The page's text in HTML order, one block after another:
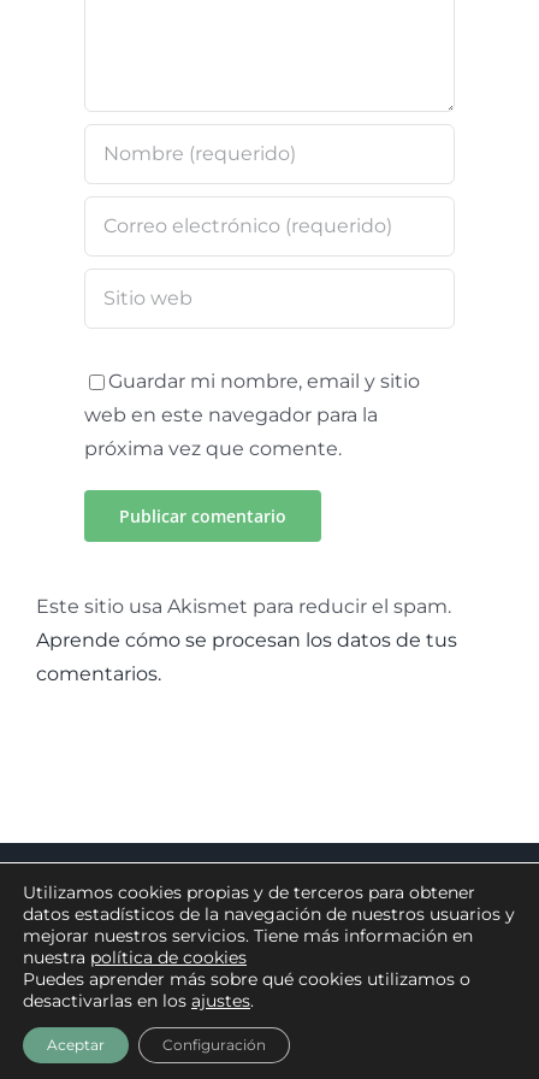
Guardar mi nombre, email y sitio
web en este navegador para la
próxima vez que comente.
Este sitio usa Akismet para reducir el spam.
Aprende cómo se procesan los datos de tus
comentarios.
Limón · 41928 Palomares del Río – Sevilla, SPAIN
Aviso legal|Política de privacidad|Condiciones de uso
Política de cookies
Otro sitio deConvertclick
YouTubeLinkedInFacebook
Utilizamos cookies propias y de terceros para obtener
datos estadísticos de la navegación de nuestros usuarios y
mejorar nuestros servicios. Tiene más información en
nuestra política de cookies
Puedes aprender más sobre qué cookies utilizamos o
desactivarlas en los ajustes.
Aceptar Configuración